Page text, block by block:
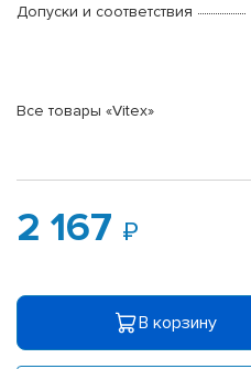
Допуски и соответствия
Все товары «Vitex»
2 167
В корзину